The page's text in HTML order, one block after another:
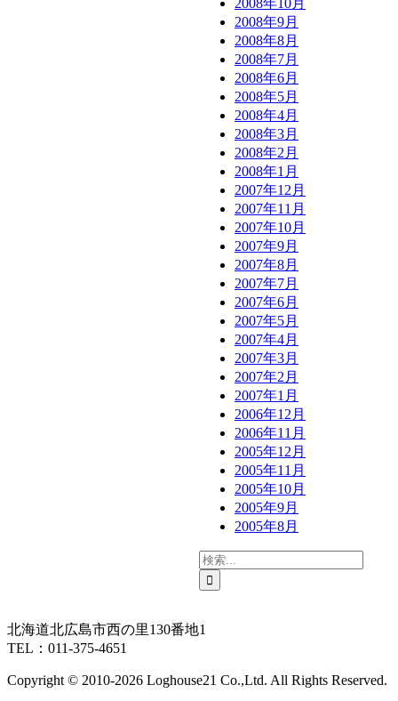
2008年9月
2008年8月
2008年7月
2008年6月
2008年5月
2008年4月
2008年3月
2008年2月
2008年1月
2007年12月
2007年11月
2007年10月
2007年9月
2007年8月
2007年7月
2007年6月
2007年5月
2007年4月
2007年3月
2007年2月
2007年1月
2006年12月
2006年11月
2005年12月
2005年11月
2005年10月
2005年9月
2005年8月
検
索
…
北海道北広島市西の里130番地1
TEL：011-375-4651
Copyright © 2010-2026 Loghouse21 Co.,Ltd. All Rights Reserved.